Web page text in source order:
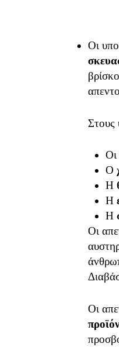
Οι
Στους
Οι
Ο
Η
Η
Η
Οι
Οι